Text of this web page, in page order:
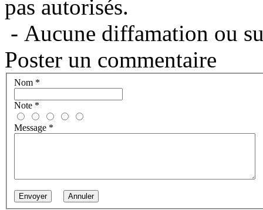
pas autorisés.
- Aucune diffamation ou
Poster un commentaire
Nom *
Note *
Message *